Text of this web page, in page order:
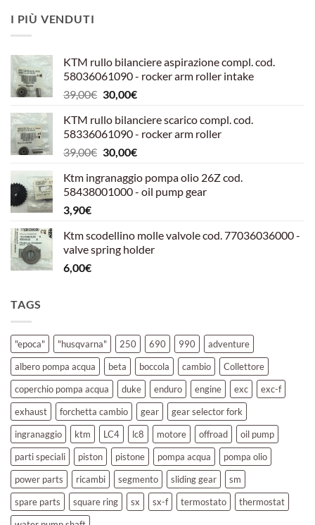
I PIÙ VENDUTI
KTM rullo bilanciere aspirazione compl. cod.
58036061090 - rocker arm roller intake
39,00€ Il
originale
era:
39,00€.
30,00€Il
attuale
è:
30,00€.
KTM rullo bilanciere scarico compl. cod.
58336061090 - rocker arm roller
39,00€ Il
originale
era:
30,00€Il
attuale
è:
Ktm ingranaggio pompa olio 26Z cod.
58438001000 - oil pump gear
3,90€
Ktm scodellino molle valvole cod. 77036036000 -
valve spring holder
6,00€
TAGS
"epoca" "husqvarna" 250 690 990
adventure
albero pompa acqua
beta boccola cambio
Collettore
coperchio pompa acqua
duke enduro engine exc
exc-f
exhaust
forchetta cambio gear
gear selector fork
ingranaggio
ktm LC4 lc8 motore offroad
oil pump
parti speciali
piston pistone pompa acqua
pompa olio
power parts
ricambi segmento sliding gear
sm
spare parts
square ring sx sx-f termostato
thermostat